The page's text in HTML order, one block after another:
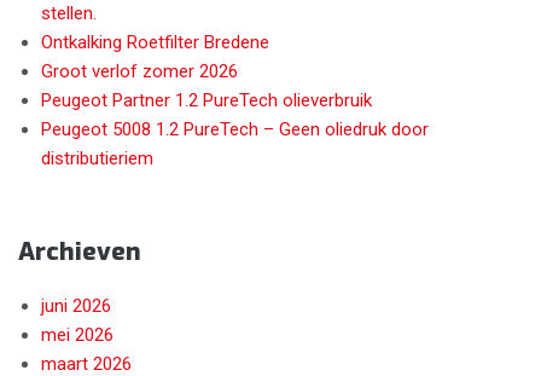
stellen.
Ontkalking Roetfilter Bredene
Groot verlof zomer 2026
Peugeot Partner 1.2 PureTech olieverbruik
Peugeot 5008 1.2 PureTech – Geen oliedruk door
distributieriem
Archieven
juni 2026
mei 2026
maart 2026